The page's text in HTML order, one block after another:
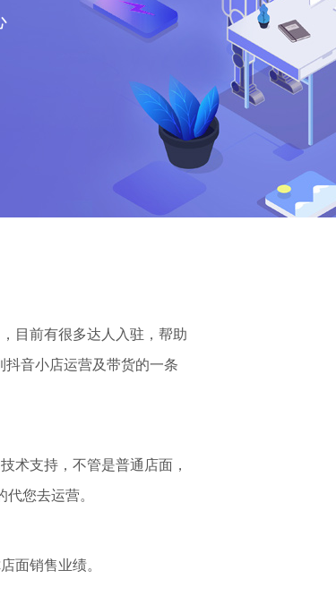
目前有很多达人入驻，帮助
抖音小店运营及带货的一条
术支持，不管是普通店面，
您去运营。
面销售业绩。